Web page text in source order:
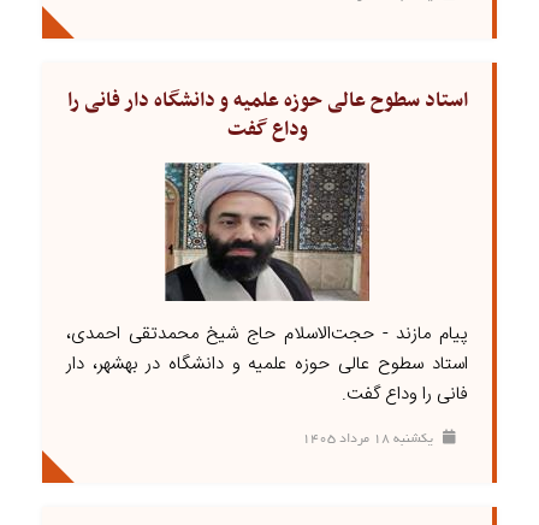
استاد سطوح عالی حوزه علمیه و دانشگاه دار فانی را
وداع گفت
پیام مازند - حجت‌الاسلام حاج شیخ محمدتقی احمدی،
استاد سطوح عالی حوزه علمیه و دانشگاه در بهشهر، دار
فانی را وداع گفت.
يکشنبه ۱۸ مرداد ۱۴۰۵